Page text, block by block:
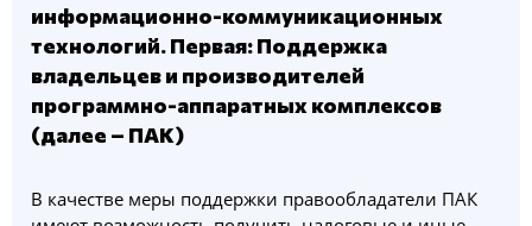
информационно-коммуникационных
технологий. Первая: Поддержка
владельцев и производителей
программно-аппаратных комплексов
(далее – ПАК)
В качестве меры поддержки правообладатели ПАК